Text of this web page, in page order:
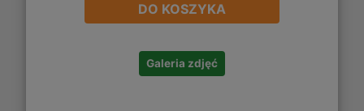
DO KOSZYKA
Galeria zdjęć